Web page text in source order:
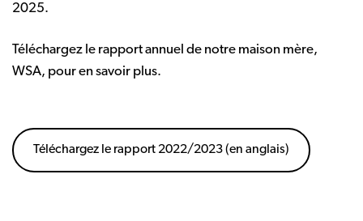
2025.
Téléchargez le rapport annuel de notre maison mère,
WSA, pour en savoir plus.
Téléchargez le rapport 2022/2023 (en anglais)